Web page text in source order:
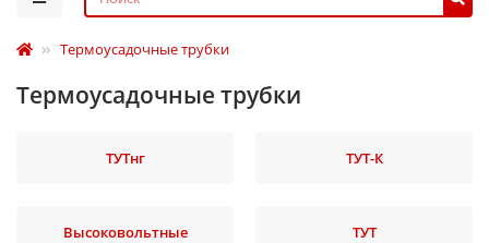
Термоусадочные трубки
Термоусадочные трубки
ТУТнг ТУТ-К
Высоковольтные ТУТ